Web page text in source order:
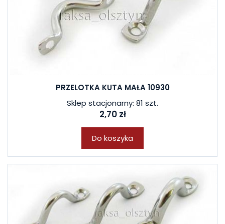
PRZELOTKA KUTA MAŁA 10930
Sklep stacjonarny: 81 szt.
2,70 zł
Do koszyka